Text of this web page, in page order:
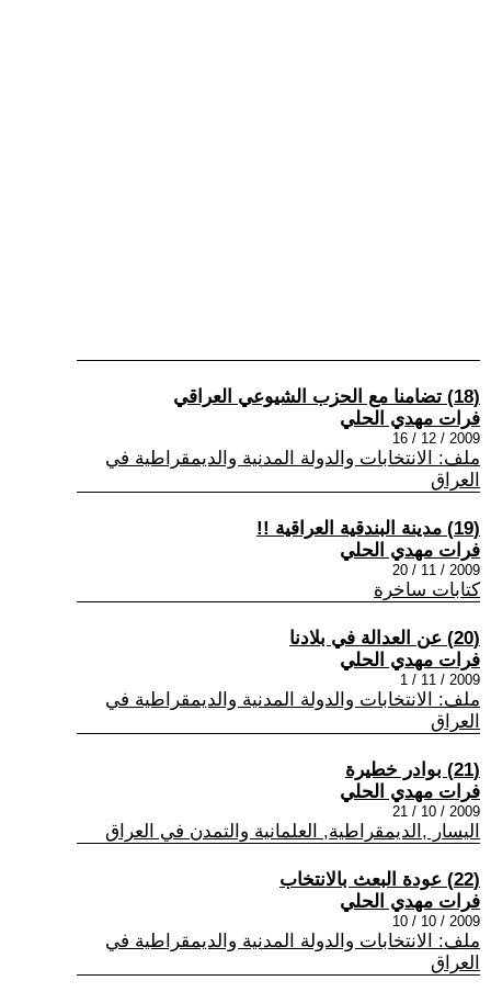
(18) تضامنا مع الحزب الشيوعي العراقي
فرات مهدي الحلي
2009 / 12 / 16
ملف: الانتخابات والدولة المدنية والديمقراطية في
العراق
(19) مدينة البندقية العراقية !!
فرات مهدي الحلي
2009 / 11 / 20
كتابات ساخرة
(20) عن العدالة في بلادنا
فرات مهدي الحلي
2009 / 11 / 1
ملف: الانتخابات والدولة المدنية والديمقراطية في
العراق
(21) بوادر خطيرة
فرات مهدي الحلي
2009 / 10 / 21
اليسار ,الديمقراطية, العلمانية والتمدن في العراق
(22) عودة البعث بالانتخاب
فرات مهدي الحلي
2009 / 10 / 10
ملف: الانتخابات والدولة المدنية والديمقراطية في
العراق